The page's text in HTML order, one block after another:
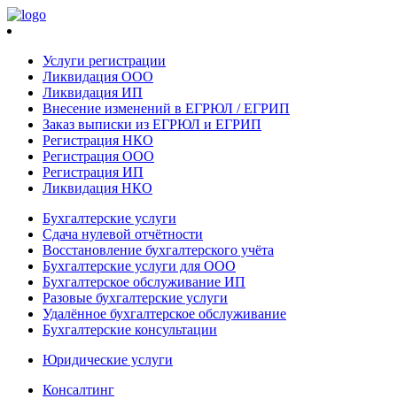
Услуги регистрации
Ликвидация ООО
Ликвидация ИП
Внесение изменений в ЕГРЮЛ / ЕГРИП
Заказ выписки из ЕГРЮЛ и ЕГРИП
Регистрация НКО
Регистрация ООО
Регистрация ИП
Ликвидация НКО
Бухгалтерские услуги
Сдача нулевой отчётности
Восстановление бухгалтерского учёта
Бухгалтерские услуги для ООО
Бухгалтерское обслуживание ИП
Разовые бухгалтерские услуги
Удалённое бухгалтерское обслуживание
Бухгалтерские консультации
Юридические услуги
Консалтинг